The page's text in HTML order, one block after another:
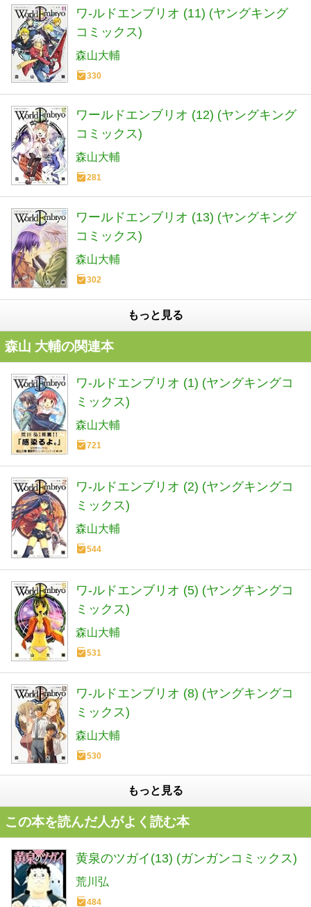
ワ-ルドエンブリオ (11) (ヤングキング
コミックス)
森山大輔
330
ワールドエンブリオ (12) (ヤングキング
コミックス)
森山大輔
281
ワールドエンブリオ (13) (ヤングキング
コミックス)
森山大輔
302
もっと見る
森山 大輔の関連本
ワ-ルドエンブリオ (1) (ヤングキングコ
ミックス)
森山大輔
721
ワ-ルドエンブリオ (2) (ヤングキングコ
ミックス)
森山大輔
544
ワ-ルドエンブリオ (5) (ヤングキングコ
ミックス)
森山大輔
531
ワ-ルドエンブリオ (8) (ヤングキングコ
ミックス)
森山大輔
530
もっと見る
この本を読んだ人がよく読む本
黄泉のツガイ(13) (ガンガンコミックス)
荒川弘
484